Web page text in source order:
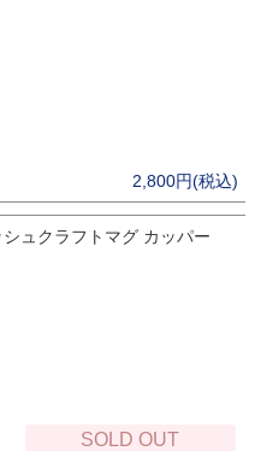
2,800円(税込)
シュクラフトマグ カッパー
SOLD OUT